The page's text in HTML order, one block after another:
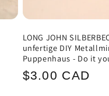
LONG JOHN
unfertige DIY
Puppenhaus - Do it
Normaler
$3.00 CAD